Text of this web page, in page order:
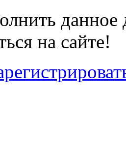
данное
на сайте!